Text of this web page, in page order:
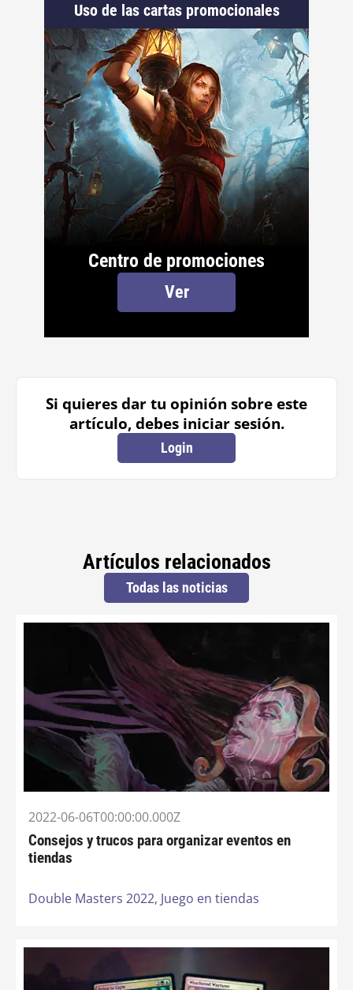
Uso de las cartas promocionales
Centro de promociones
Ver
Si quieres dar tu opinión sobre este
artículo, debes iniciar sesión.
Login
Artículos relacionados
Todas las noticias
2022-06-06T00:00:00.000Z
Consejos y trucos para organizar eventos en
tiendas
Double Masters 2022, Juego en tiendas